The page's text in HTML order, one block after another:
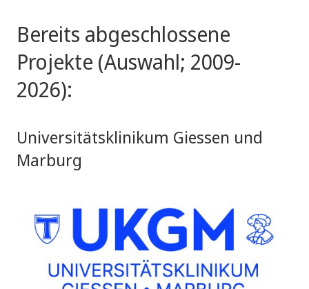
Bereits abgeschlossene
Projekte (Auswahl; 2009-
2026):
Universitätsklinikum Giessen und
Marburg